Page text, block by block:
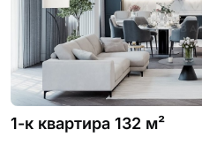
1-к квартира 132 м²